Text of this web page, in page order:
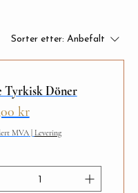
Sorter etter: Anbefalt
Tyrkisk Döner
kr
MVA | Levering